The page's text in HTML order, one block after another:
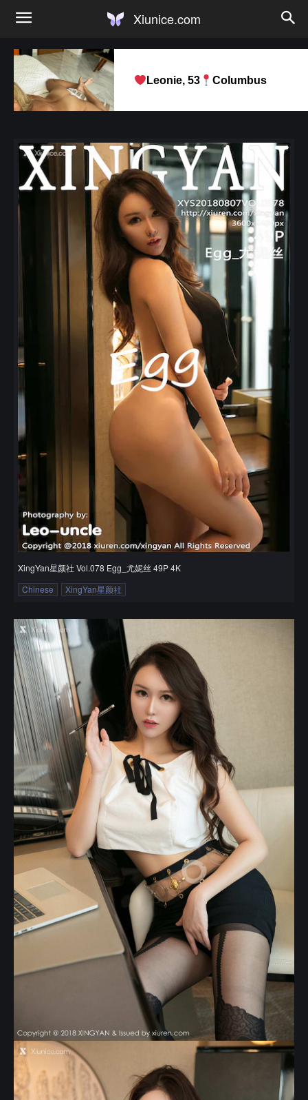
Xiunice.com
Leonie, 53 Columbus
XingYan星颜社 Vol.078 Egg_尤妮丝 49P 4K
Chinese
XingYan星颜社